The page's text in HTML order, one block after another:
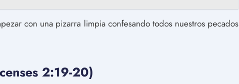
con una pizarra limpia confesando todos nuestros pecados
2:19-20)